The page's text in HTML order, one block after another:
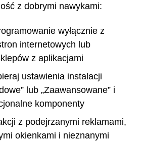
z dobrymi nawykami:
wyłącznie z
internetowych lub
z aplikacjami
ustawienia instalacji
lub „Zaawansowane” i
komponenty
z podejrzanymi reklamami,
okienkami i nieznanymi